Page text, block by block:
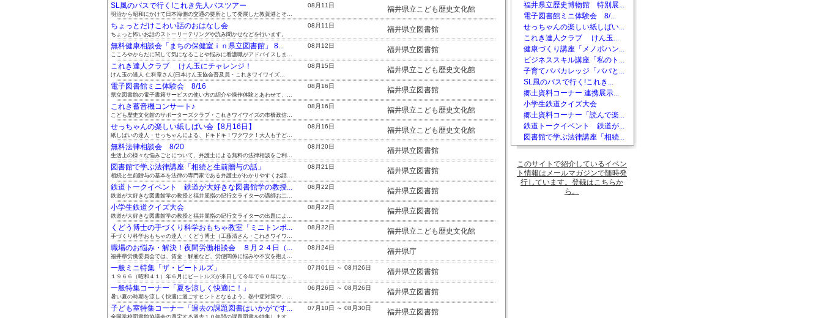
SL風のバスで行く!これき先人バスツアー 08月11日 福井県立こども歴史文化館
明治から昭和にかけて日本海側の交通の要所として発展した敦賀港とそ...
ちょっとだけこわい話のおはなし会 08月11日 福井県立図書館
ちょっと怖いお話のストーリーテリングや読み聞かせなどを行います。
無料健康相談会「まちの保健室ｉｎ県立図書館」 8... 08月12日 福井県立図書館
こころやからだに関して気になることや悩みに看護職がアドバイスしま...
これき達人クラブ けん玉にチャレンジ！ 08月15日 福井県立こども歴史文化館
けん玉の達人 仁科章さん(日本けん玉協会普及員・これきワイワイズ...
電子図書館ミニ体験会 8/16 08月16日 福井県立図書館
県立図書館の電子書籍サービスの使い方の紹介や操作体験とあわせて、...
これき蓄音機コンサート♪ 08月16日 福井県立こども歴史文化館
こども歴史文化館のサポーターズクラブ・これきワイワイズの市橋政信...
せっちゃんの楽しい紙しばい会【8月16日】 08月16日 福井県立こども歴史文化館
紙しばいの達人・せっちゃんによる、ドキドキ！ワクワク！大人も子ど...
無料法律相談会 8/20 08月20日 福井県立図書館
生活上の様々な悩みごとについて、弁護士による無料の法律相談をご利...
図書館で学ぶ法律講座「相続と生前贈与の話」 08月21日 福井県立図書館
相続と生前贈与の基本を法律の専門家である弁護士がわかりやすくお話...
鉄道トークイベント 鉄道が大好きな図書館学の教授... 08月22日 福井県立図書館
鉄道が大好きな図書館学の教授と福井屈指の紀行文ライターの講師お二...
小学生鉄道クイズ大会 08月22日 福井県立図書館
鉄道が大好きな図書館学の教授と福井屈指の紀行文ライターの出題によ...
くどう博士の手づくり科学おもちゃ教室「ミニトンボ... 08月22日 福井県立こども歴史文化館
手づくり科学おもちゃの達人・くどう博士（工藤清さん・これきワイワ...
職場のお悩み・解決！夜間労働相談会 ８月２４日（... 08月24日 福井県庁
福井県労働委員会では、賃金・解雇など、労使関係に悩みや不安を抱え...
一般ミニ特集「ザ・ビートルズ」 07月01日 ～ 08月26日 福井県立図書館
１９６６（昭和４１）年６月にビートルズが来日して今年で６０年にな...
一般特集コーナー「夏を涼しく快適に！」 06月26日 ～ 08月26日 福井県立図書館
暑い夏の時期を涼しく快適に過ごすヒントとなるよう、熱中症対策や、...
子ども室特集コーナー「過去の課題図書はいかがです... 07月10日 ～ 08月30日 福井県立図書館
福井県立歴史博物館 特別展...
電子図書館ミニ体験会 8/...
せっちゃんの楽しい紙しばい...
これき達人クラブ けん玉...
健康づくり講座「メノポハン...
ビジネススキル講座「私のト...
子育てパパカレッジ「パパと...
SL風のバスで行く!これき...
郷土資料コーナー 連携展示...
小学生鉄道クイズ大会
郷土資料コーナー「読んで楽...
鉄道トークイベント 鉄道が...
図書館で学ぶ法律講座「相続...
このサイトで紹介しているイベン
ト情報はメールマガジンで随時発
行しています。登録はこちらか
ら。